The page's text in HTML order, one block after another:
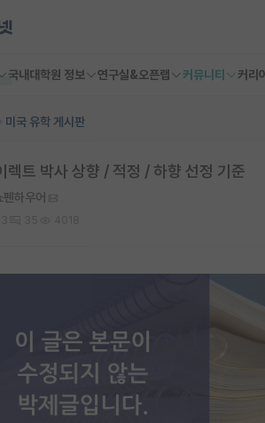
국내대학원 정보 연구실&오픈랩 커뮤니티 커리
미국 유학 게시판
렉트 박사 상향 / 적정 / 하향 선정 기준
하우어